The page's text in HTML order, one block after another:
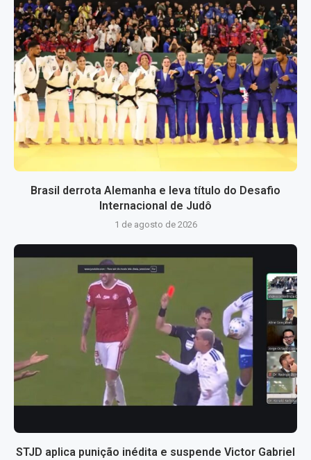
Brasil derrota Alemanha e leva título do Desafio
Internacional de Judô
1 de agosto de 2026
STJD aplica punição inédita e suspende Victor Gabriel